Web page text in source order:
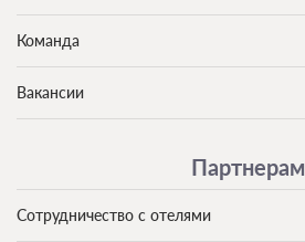
Команда
Вакансии
Партнерам
Сотрудничество с отелями